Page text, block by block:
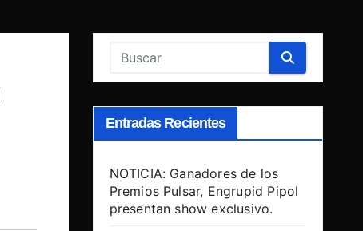
Entradas Recientes
NOTICIA: Ganadores de los
Premios Pulsar, Engrupid Pipol
presentan show exclusivo.